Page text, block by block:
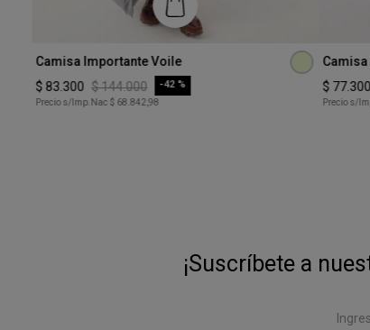
XS
Camisa Importante Voile
$ 83 300 $144.000 -42 %
Precio s/Imp.Nac $ 68.842,98
XS
$ 77.300
Precio s/
¡Suscríbete a